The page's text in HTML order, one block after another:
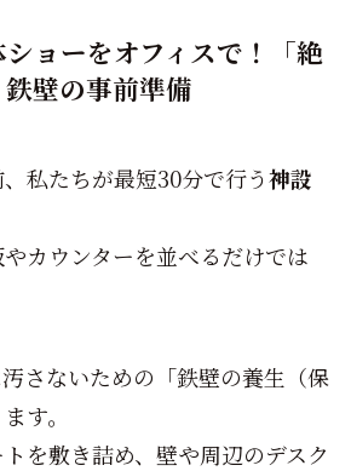
ョーをオフィスで！「絶
壁の事前準備
私たちが最短30分で行う神設
カウンターを並べるだけでは
さないための「鉄壁の養生（保
す。
を敷き詰め、壁や周辺のデスク